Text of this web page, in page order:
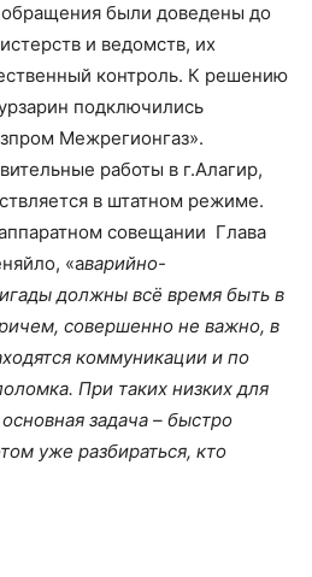
были доведены до
и ведомств, их
контроль. К решению
подключились
Межрегионгаз».
работы в г.Алагир,
в штатном режиме.
совещании Глава
«аварийно-
должны всё время быть в
совершенно не важно, в
коммуникации и по
При таких низких для
задача – быстро
уже разбираться, кто